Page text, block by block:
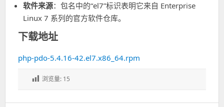
软件来源：包名中的“el7”标识表明它来自 Enterprise
Linux 7 系列的官方软件仓库。
下载地址
php-pdo-5.4.16-42.el7.x86_64.rpm
浏览量: 15